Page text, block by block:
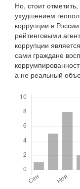
Но, стоит
ухудшением
коррупции в
рейтинговыми
коррупции
сами граждане
а не реальный